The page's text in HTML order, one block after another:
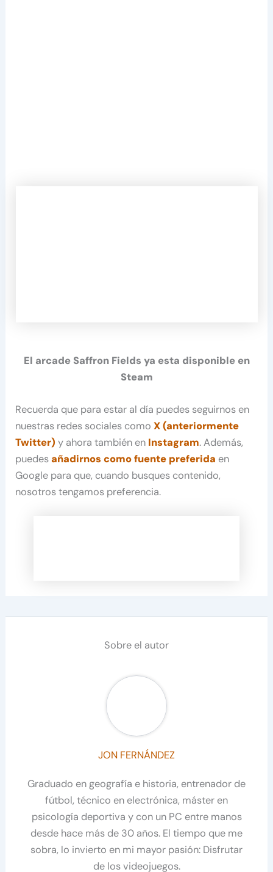
El arcade Saffron Fields ya esta disponible en
Steam
Recuerda que para estar al día puedes seguirnos en
nuestras redes sociales comoX (anteriormente
Twitter) y ahora también en Instagram. Además,
puedesañadirnos como fuente preferida en
Google para que, cuando busques contenido,
nosotros tengamos preferencia.
Sobre el autor
JON FERNÁNDEZ
Graduado en geografía e historia, entrenador de
fútbol, técnico en electrónica, máster en
psicología deportiva y con un PC entre manos
desde hace más de 30 años. El tiempo que me
sobra, lo invierto en mi mayor pasión: Disfrutar
de los videojuegos.